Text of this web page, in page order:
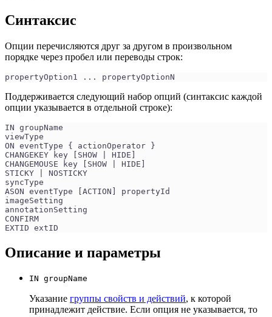
Синтаксис
Опции перечисляются друг за другом в произвольном
порядке через пробел или переводы строк:
propertyOption1 ... propertyOptionN
Поддерживается следующий набор опций (синтаксис каждой
опции указывается в отдельной строке):
IN groupName
viewType
ON eventType { actionOperator }
CHANGEKEY key [SHOW | HIDE]
CHANGEMOUSE key [SHOW | HIDE]
STICKY | NOSTICKY
syncType
ASON eventType [ACTION] propertyId
imageSetting
annotationSetting
CONFIRM
EXTID extID
Описание и параметры
IN groupName
Указание группы свойств и действий, к которой
принадлежит действие. Если опция не указывается, то